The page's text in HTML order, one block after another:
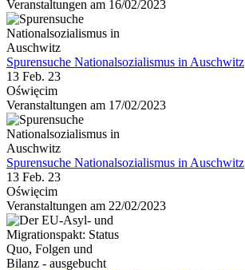
Veranstaltungen am 16/02/2023
Spurensuche Nationalsozialismus in Auschwitz
13 Feb. 23
Oświęcim
Veranstaltungen am 17/02/2023
Spurensuche Nationalsozialismus in Auschwitz
13 Feb. 23
Oświęcim
Veranstaltungen am 22/02/2023